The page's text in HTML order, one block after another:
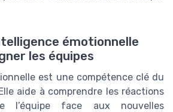
émotionnelle
les équipes
est une compétence clé du
aide à comprendre les réactions
l’équipe face aux nouvelles